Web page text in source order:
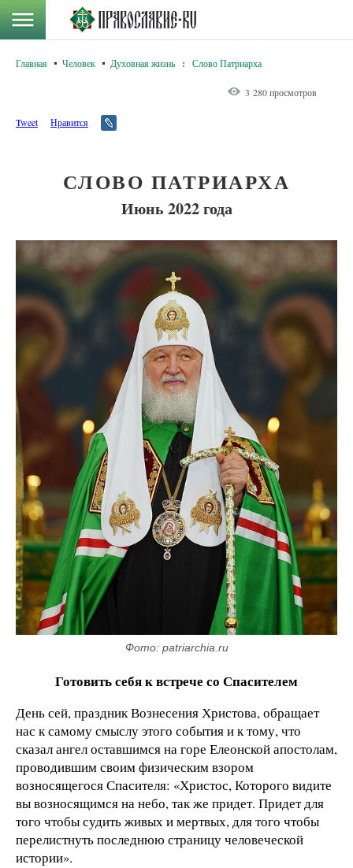
Главная Человек Духовная жизнь : Слово Патриарха
3 280 просмотров
Tweet Нравится
СЛОВО ПАТРИАРХА
Июнь 2022 года
Фото: patriarchia.ru
Готовить себя к встрече со Спасителем
День сей, праздник Вознесения Христова, обращает
нас к самому смыслу этого события и к тому, что
сказал ангел оставшимся на горе Елеонской апостолам,
проводившим своим физическим взором
возносящегося Спасителя: «Христос, Которого видите
вы возносящимся на небо, так же придет. Придет для
того чтобы судить живых и мертвых, для того чтобы
перелистнуть последнюю страницу человеческой
истории».